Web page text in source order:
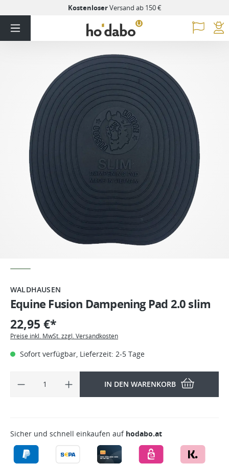
KostenloserVersand ab 150 €
WALDHAUSEN
Equine Fusion Dampening Pad 2.0 slim
22,95 €*
Preise inkl. MwSt. zzgl. Versandkosten
Sofort verfügbar, Lieferzeit: 2-5 Tage
IN DEN WARENKORB
Sicher und schnell einkaufen auf hodabo.at